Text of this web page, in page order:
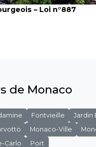
– Loi n°887
de Monaco
Fontvieille
Jardin
Monaco-Ville
Carlo
Port